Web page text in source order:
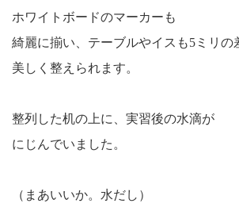
ホワイトボードのマーカーも
綺麗に揃い、テーブルやイスも5ミリの
美しく整えられます。
整列した机の上に、実習後の水滴が
にじんでいました。
（まあいいか。水だし）